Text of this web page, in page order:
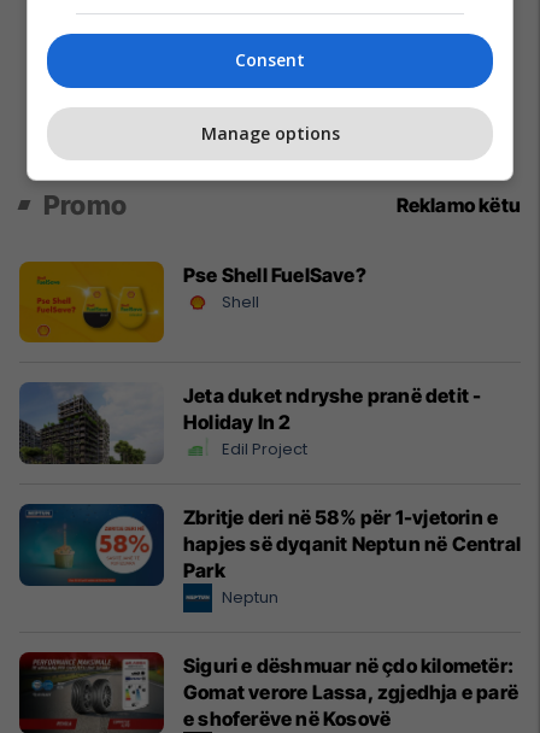
Promo Reklamo këtu
Pse Shell FuelSave?
Shell
Jeta duket ndryshe pranë detit -
Holiday In 2
Edil Project
Zbritje deri në 58% për 1-vjetorin e
hapjes së dyqanit Neptun në Central
Park
Neptun
Siguri e dëshmuar në çdo kilometër:
Gomat verore Lassa, zgjedhja e parë
e shoferëve në Kosovë
Consent
Manage options